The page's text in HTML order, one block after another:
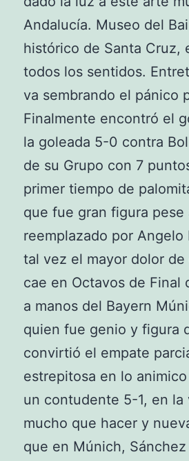
Andalucía. Museo del
histórico de Santa Cruz,
todos los sentidos.
va sembrando el pánico
Finalmente encontró el
la goleada 5-0 contra
de su Grupo con 7
primer tiempo de
que fue gran figura
reemplazado por
tal vez el mayor dolor
cae en Octavos de Final
a manos del Bayern
quien fue genio y figura
convirtió el empate
estrepitosa en lo
un contudente 5-1, en la
mucho que hacer y
que en Múnich,